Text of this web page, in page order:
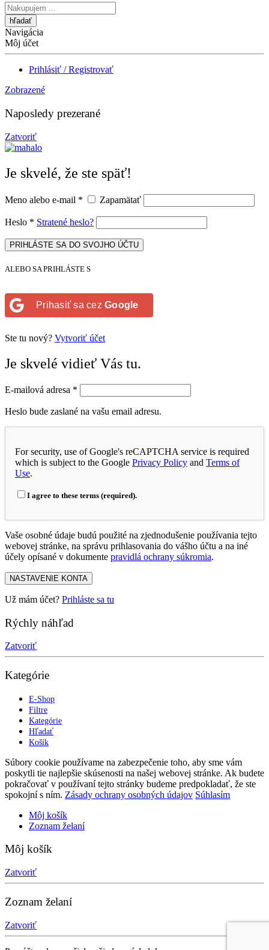
Vyhľadávanie
tu
Navigácia
Môj účet
Prihlásiť / Registrovať
Zobrazené
Naposledy prezerané
Zatvoriť
Je skvelé, že ste späť!
Meno alebo e-mail * Zapamätať
Heslo * Stratené heslo?
PRIHLÁSTE SA DO SVOJHO ÚČTU
ALEBO SA PRIHLÁSTE S
Prihasiť sa cez Google
Ste tu nový? Vytvoriť účet
Je skvelé vidieť Vás tu.
E-mailová adresa *
Heslo bude zaslané na vašu email adresu.
For security, use of Google's reCAPTCHA service is required
which is subject to the Google Privacy Policy and Terms of
Use.
I agree to these terms (required).
Vaše osobné údaje budú použité na zjednodušenie používania tejto
webovej stránke, na správu prihlasovania do vášho účtu a na iné
účely opísané v dokumente pravidlá ochrany súkromia.
NASTAVENIE KONTA
Už mám účet? Prihláste sa tu
Rýchly náhľad
Zatvoriť
Kategórie
E-Shop
Filtre
Kategórie
Hľadať
Košík
Súbory cookie používame na zabezpečenie toho, aby sme vám
poskytli tie najlepšie skúsenosti na našej webovej stránke. Ak budete
pokračovať v používaní tejto stránky budeme predpokladať, že ste
spokojní s ním. Zásady ochrany osobných údajov Súhlasím
Môj košík
Zoznam želaní
Môj košík
Zatvoriť
Zoznam želaní
Zatvoriť